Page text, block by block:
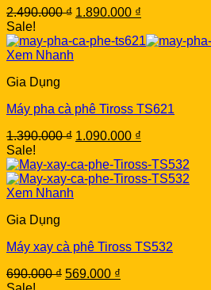
2.490.000₫ Original
was:
1.890.000 ₫
is:
Sale!
Xem Nhanh
Gia Dụng
Máy pha cà phê Tiross TS621
1.390.000₫ Original
was:
1.390.000 ₫.
1.090.000 ₫
is:
1.090.000 ₫.
Sale!
Xem Nhanh
Gia Dụng
Máy xay cà phê Tiross TS532
690.000₫ Original
569.000 ₫